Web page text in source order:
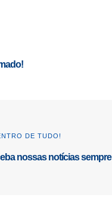
DE TUDO!
nossas notícias sempre